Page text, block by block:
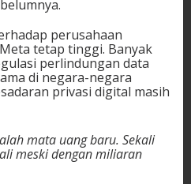
perusahaan
tetap tinggi. Banyak
perlindungan data
di negara-negara
privasi digital masih
mata uang baru. Sekali
meski dengan miliaran